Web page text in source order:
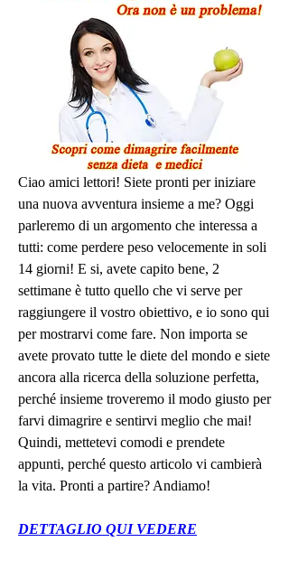
Ciao amici lettori! Siete pronti per iniziare
una nuova avventura insieme a me? Oggi
parleremo di un argomento che interessa a
tutti: come perdere peso velocemente in soli
14 giorni! E si, avete capito bene, 2
settimane è tutto quello che vi serve per
raggiungere il vostro obiettivo, e io sono qui
per mostrarvi come fare. Non importa se
avete provato tutte le diete del mondo e siete
ancora alla ricerca della soluzione perfetta,
perché insieme troveremo il modo giusto per
farvi dimagrire e sentirvi meglio che mai!
Quindi, mettetevi comodi e prendete
appunti, perché questo articolo vi cambierà
la vita. Pronti a partire? Andiamo!
DETTAGLIO QUI VEDERE